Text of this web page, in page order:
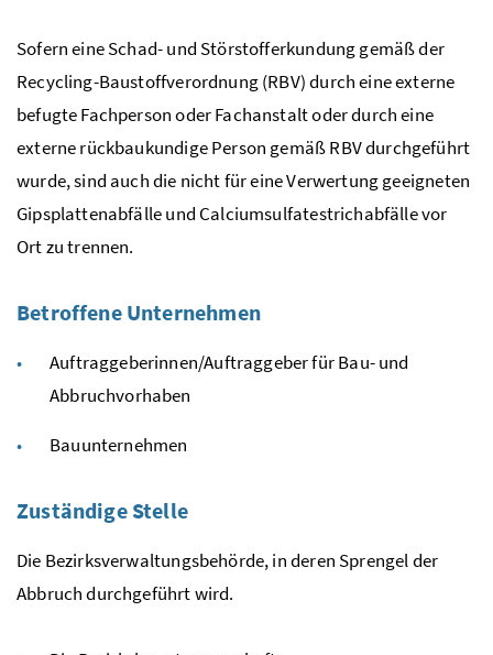
Sofern eine Schad- und Störstofferkundung gemäß der
Recycling-Baustoffverordnung (RBV) durch eine externe
befugte Fachperson oder Fachanstalt oder durch eine
externe rückbaukundige Person gemäßRBVdurchgeführt
wurde, sind auch die nicht für eine Verwertung geeigneten
Gipsplattenabfälle und Calciumsulfatestrichabfälle vor
Ort zu trennen.
Betroffene Unternehmen
Auftraggeberinnen/Auftraggeber für Bau- und
Abbruchvorhaben
Bauunternehmen
Zuständige Stelle
Die Bezirksverwaltungsbehörde, in deren Sprengel der
Abbruch durchgeführt wird.